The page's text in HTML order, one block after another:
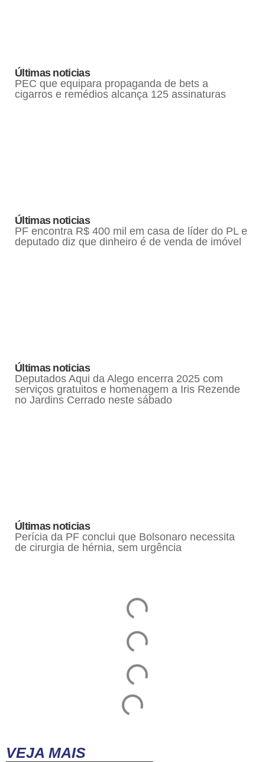
Últimas noticias
PEC que equipara propaganda de bets a
cigarros e remédios alcança 125 assinaturas
Últimas noticias
PF encontra R$ 400 mil em casa de líder do PL e
deputado diz que dinheiro é de venda de imóvel
Últimas noticias
Deputados Aqui da Alego encerra 2025 com
serviços gratuitos e homenagem a Iris Rezende
no Jardins Cerrado neste sábado
Últimas noticias
Perícia da PF conclui que Bolsonaro necessita
de cirurgia de hérnia, sem urgência
VEJA MAIS